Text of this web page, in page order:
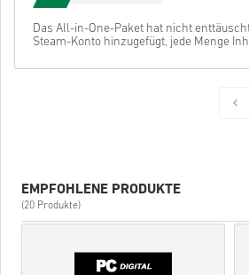
Das All-in-One-Paket hat nicht
Steam-Konto hinzugefügt, jede Menge
EMPFOHLENE PRODUKTE
(20 Produkte)